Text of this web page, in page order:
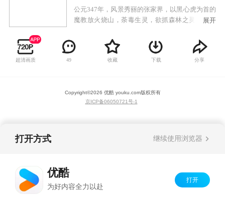
公元347年，风景秀丽的张家界，以黑心虎为首的
魔教放火烧山，荼毒生灵，欲抓森林之灵兽玉麒
林。为了维护森林的和平与安宁，虹猫的父亲
（白猫）联合蓝兔的母亲等七人，七剑合璧，最
终打败黑心虎，但七剑也非伤即残。公元397年，
父亲，其他六剑早已被黑心虎所杀。一场血战，
虹猫的父亲终因寡不敌众，英勇牺牲。虹猫少侠
展开
超清画质 49 收藏 下载 分享
Copyright©2026 优酷 youku.com版权所有
京ICP备06050721号-1
打开方式 继续使用浏览器
优酷
为好内容全力以赴
打开